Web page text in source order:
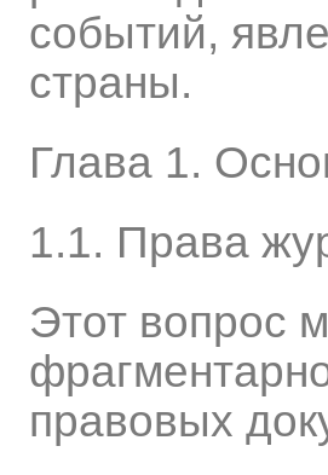
событий,
страны.
Глава 1.
1.1. Права
Этот вопрос
правовых